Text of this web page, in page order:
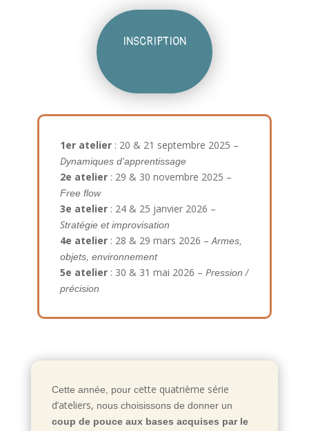
INSCRIPTION
1er atelier: 20 & 21 septembre 2025 –
Dynamiques d’apprentissage
2e atelier: 29 & 30 novembre 2025 –
Free flow
3e atelier: 24 & 25 janvier 2026 –
Stratégie et improvisation
4e atelier: 28 & 29 mars 2026 –Armes,
objets, environnement
5e atelier: 30 & 31 mai 2026 – Pression /
précision
Cette année, pour cette quatrième série
d’ateliers, nous choisissons de donner un
coup de pouce aux bases acquises par le